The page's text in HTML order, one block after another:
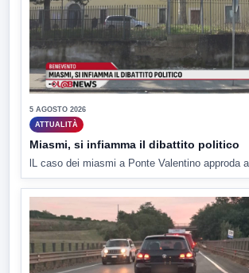
5 AGOSTO 2026
ATTUALITÀ
Miasmi, si infiamma il dibattito politico
lL caso dei miasmi a Ponte Valentino approda